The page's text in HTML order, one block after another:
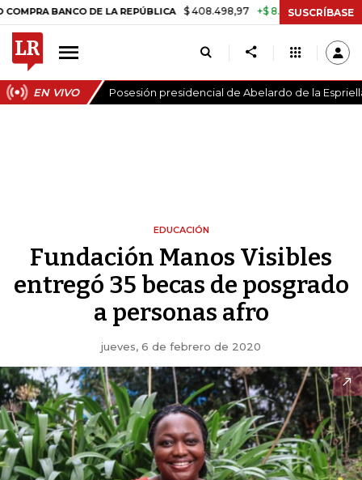
BANCO DE LA REPÚBLICA $ 408.498,97 +$ 8.753,81 +2,19%
SUSCRÍBASE
EN VIVO Posesión presidencial de Abelardo de la
EDUCACIÓN
Fundación Manos Visibles
entregó 35 becas de posgrado
a personas afro
jueves, 6 de febrero de 2020